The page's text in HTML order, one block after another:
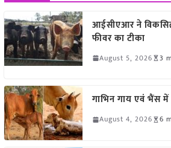
आईसीएआर ने
फीवर का टीका
August 5, 2026 3
गाभिन गाय एवं भैंस
August 4, 2026 6